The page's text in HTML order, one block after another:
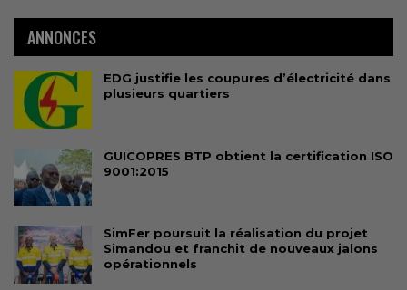
ANNONCES
EDG justifie les coupures d’électricité dans
plusieurs quartiers
GUICOPRES BTP obtient la certification ISO
9001:2015
SimFer poursuit la réalisation du projet
Simandou et franchit de nouveaux jalons
opérationnels